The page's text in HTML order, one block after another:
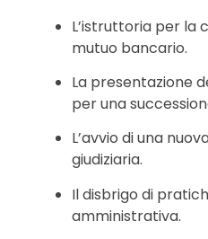
L’istruttoria per la
mutuo bancario.
La presentazione
per una
L’avvio di una
giudiziaria.
Il disbrigo di
amministrativa.